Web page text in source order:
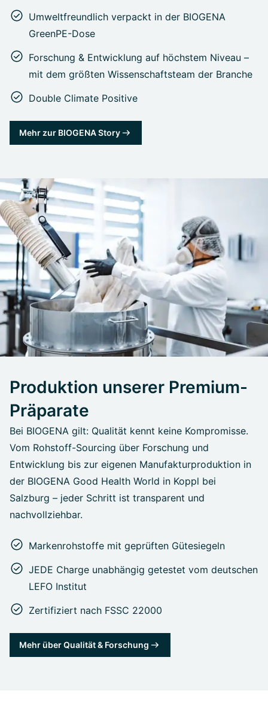
Umweltfreundlich verpackt in der BIOGENA
GreenPE-Dose
Forschung & Entwicklung auf höchstem Niveau –
mit dem größten Wissenschaftsteam der Branche
Double Climate Positive
Mehr zur BIOGENA Story
Produktion unserer Premium-
Präparate
Bei BIOGENA gilt: Qualität kennt keine Kompromisse.
Vom Rohstoff-Sourcing über Forschung und
Entwicklung bis zur eigenen Manufakturproduktion in
der BIOGENA Good Health World in Koppl bei
Salzburg – jeder Schritt ist transparent und
nachvollziehbar.
Markenrohstoffe mit geprüften Gütesiegeln
JEDE Charge unabhängig getestet vom deutschen
LEFO Institut
Zertifiziert nach FSSC 22000
Mehr über Qualität & Forschung